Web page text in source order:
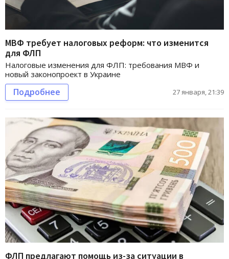
МВФ требует налоговых реформ: что изменится
для ФЛП
Налоговые изменения для ФЛП: требования МВФ и
новый законопроект в Украине
Подробнее 27 января, 21:39
ФЛП предлагают помощь из-за ситуации в